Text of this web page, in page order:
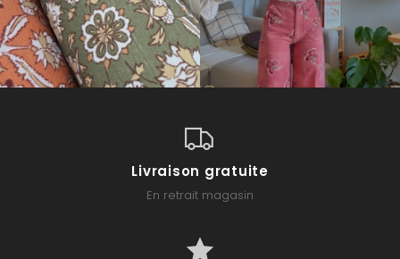
Livraison gratuite
En retrait magasin